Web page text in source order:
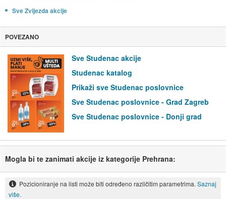
Sve Zvijezda akcije
POVEZANO
Sve Studenac akcije
Studenac katalog
Prikaži sve Studenac poslovnice
Sve Studenac poslovnice - Grad Zagreb
Sve Studenac poslovnice - Donji grad
Mogla bi te zanimati akcije iz kategorije Prehrana:
Pozicioniranje na listi može biti određeno različitim parametrima. Saznaj
više.